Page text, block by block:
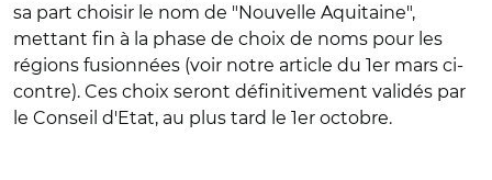
sa part choisir le nom de "Nouvelle Aquitaine",
mettant fin à la phase de choix de noms pour les
régions fusionnées (voir notre article du 1er mars ci-
contre). Ces choix seront définitivement validés par
le Conseil d'Etat, au plus tard le 1er octobre.